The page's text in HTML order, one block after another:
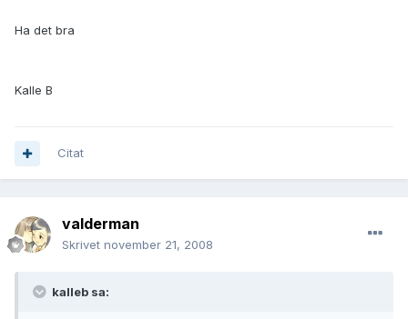
Ha det bra
Kalle B
Citat
valderman
Skrivet november 21, 2008
kalleb sa: